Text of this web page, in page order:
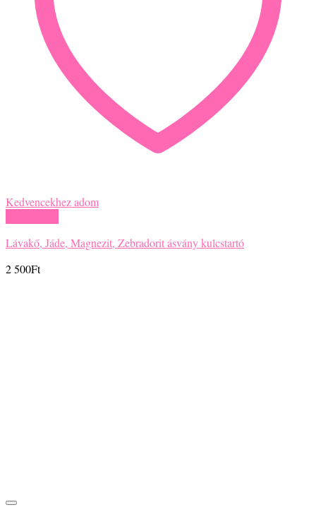
Kedvencekhez adom
Lávakő, Jáde, Magnezit, Zebradorit ásvány kulcstartó
2 500Ft